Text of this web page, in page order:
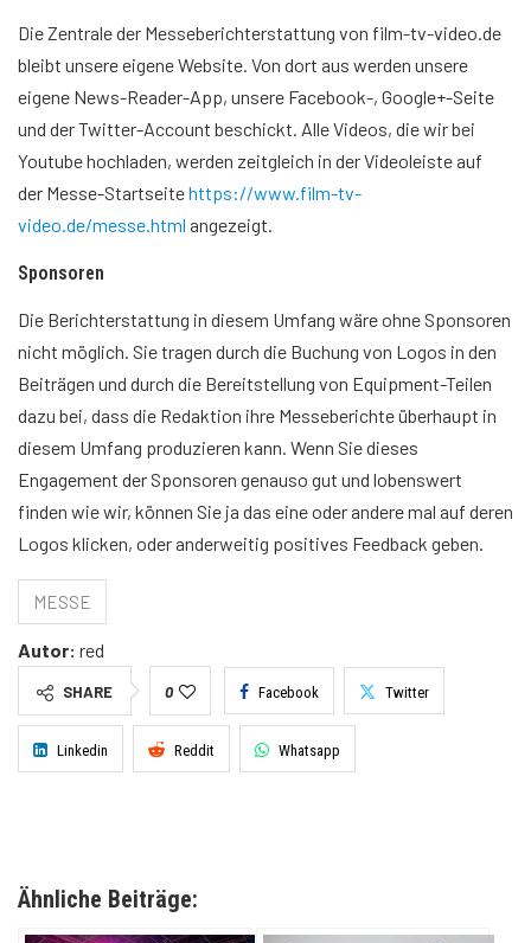
Die Zentrale der Messeberichterstattung von film-tv-video.de
bleibt unsere eigene Website. Von dort aus werden unsere
eigene News-Reader-App, unsere Facebook-, Google+-Seite
und der Twitter-Account beschickt. Alle Videos, die wir bei
Youtube hochladen, werden zeitgleich in der Videoleiste auf
der Messe-Startseitehttps://www.film-tv-
video.de/messe.html angezeigt.
Sponsoren
Die Berichterstattung in diesem Umfang wäre ohne Sponsoren
nicht möglich. Sie tragen durch die Buchung von Logos in den
Beiträgen und durch die Bereitstellung von Equipment-Teilen
dazu bei, dass die Redaktion ihre Messeberichte überhaupt in
diesem Umfang produzieren kann. Wenn Sie dieses
Engagement der Sponsoren genauso gut und lobenswert
finden wie wir, können Sie ja das eine oder andere mal auf deren
Logos klicken, oder anderweitig positives Feedback geben.
MESSE
Autor: red
SHARE 0 Facebook Twitter
Linkedin Reddit Whatsapp
Ähnliche Beiträge: